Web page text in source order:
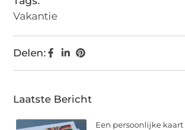
Vakantie
Delen:
Laatste Bericht
Een persoonlijke